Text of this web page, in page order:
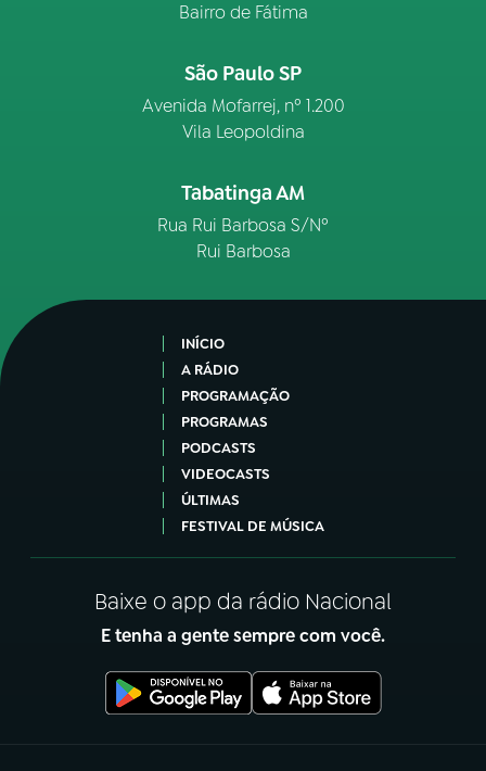
Bairro de Fátima
São Paulo SP
Avenida Mofarrej, nº 1.200
Vila Leopoldina
Tabatinga AM
Rua Rui Barbosa S/Nº
Rui Barbosa
INÍCIO
A RÁDIO
PROGRAMAÇÃO
PROGRAMAS
PODCASTS
VIDEOCASTS
ÚLTIMAS
FESTIVAL DE MÚSICA
Baixe o app da rádio Nacional
E tenha a gente sempre com você.